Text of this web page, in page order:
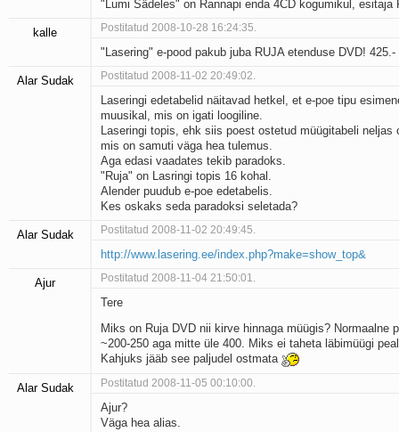
"Lumi Sädeles" on Rannapi enda 4CD kogumikul, esitaja
kalle Postitatud 2008-10-28 16:24:35.
"Lasering" e-pood pakub juba RUJA etenduse DVD! 425.-
Alar Sudak Postitatud 2008-11-02 20:49:02.
Laseringi edetabelid näitavad hetkel, et e-poe tipu
muusikal, mis on igati loogiline.
Laseringi topis, ehk siis poest ostetud müügitabeli neljas
mis on samuti väga hea tulemus.
Aga edasi vaadates tekib paradoks.
"Ruja" on Lasringi topis 16 kohal.
Alender puudub e-poe edetabelis.
Kes oskaks seda paradoksi seletada?
Alar Sudak Postitatud 2008-11-02 20:49:45.
http://www.lasering.ee/index.php?make=show_top&
Ajur Postitatud 2008-11-04 21:50:01.
Tere
Miks on Ruja DVD nii kirve hinnaga müügis? Normaalne
~200-250 aga mitte üle 400. Miks ei taheta läbimüügi
Kahjuks jääb see paljudel ostmata
Alar Sudak Postitatud 2008-11-05 00:10:00.
Ajur?
Väga hea alias.